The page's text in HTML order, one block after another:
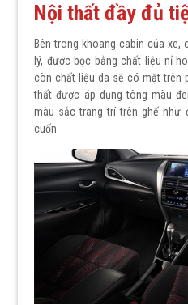
Nội thất đầy đủ
Bên trong khoang cabin của xe,
lý, được bọc bằng chất liệu nỉ
còn chất liệu da sẽ có mặt trên
thất được áp dụng tông màu
màu sắc trang trí trên ghế như
cuốn.